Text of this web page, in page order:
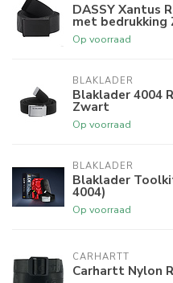
DASSY Xantus
met bedrukking
Op voorraad
BLAKLADER
Blaklader 4004
Zwart
Op voorraad
BLAKLADER
Blaklader
4004)
Op voorraad
CARHARTT
Carhartt Nylon